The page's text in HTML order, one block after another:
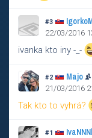
#3
22/03/2016
ivanka kto iny -_-
#2 Majo
21/03/2016
Tak kto to vyhrá?
#1